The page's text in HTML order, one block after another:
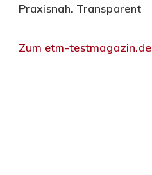
Praxisnah. Transparent
Zum etm-testmagazin.de